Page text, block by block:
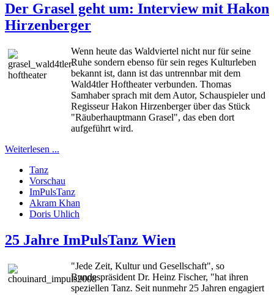
Der Grasel geht um: Interview mit Hakon
Hirzenberger
Wenn heute das Waldviertel nicht nur für seine
Ruhe sondern ebenso für sein reges Kulturleben
bekannt ist, dann ist das untrennbar mit dem
Wald4tler Hoftheater verbunden. Thomas
Samhaber sprach mit dem Autor, Schauspieler und
Regisseur Hakon Hirzenberger über das Stück
"Räuberhauptmann Grasel", das eben dort
aufgeführt wird.
Weiterlesen ...
Tanz
Vorschau
ImPulsTanz
Akram Khan
Doris Uhlich
25 Jahre ImPulsTanz Wien
"Jede Zeit, Kultur und Gesellschaft", so
Bundespräsident Dr. Heinz Fischer, "hat ihren
speziellen Tanz. Seit nunmehr 25 Jahren engagiert